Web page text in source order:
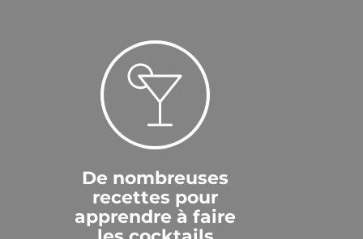
witer empfähla????
wot seine Name gercht
De nombreuses
recettes pour
apprendre à faire